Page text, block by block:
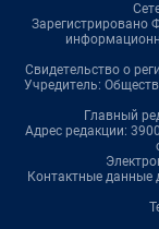
Зарегистрировано
Свидетельство о
Учредитель:
Главный
Адрес редакции:
Контактные данные